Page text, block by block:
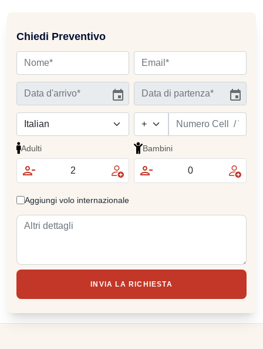
Chiedi Preventivo
Adulti Bambini
Aggiungi volo internazionale
INVIA LA RICHIESTA